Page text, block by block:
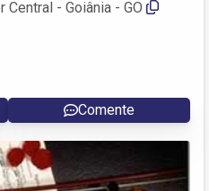
Central - Goiânia - GO
Comente